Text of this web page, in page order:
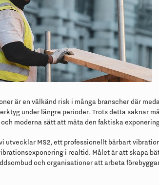
är en välkänd risk i många branscher där
under längre perioder. Trots detta saknar
moderna sätt att mäta den faktiska
utvecklar MS2, ett professionellt bärbart
i realtid. Målet är att skapa
och organisationer att arbeta